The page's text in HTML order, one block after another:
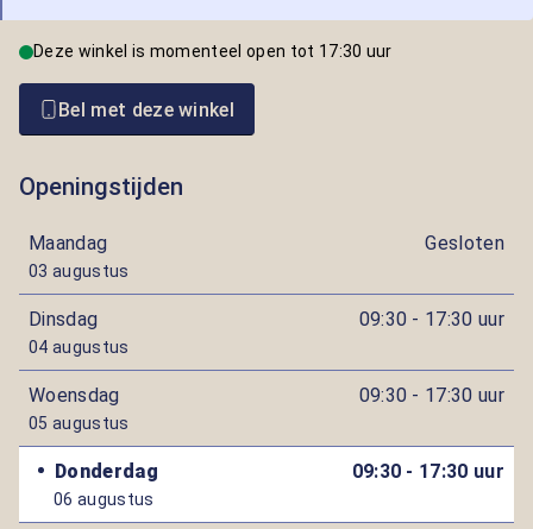
Deze winkel is momenteel open tot 17:30 uur
Bel met deze winkel
Openingstijden
Maandag
03 augustus
Gesloten
Dinsdag
04 augustus
09:30 - 17:30 uur
Woensdag
05 augustus
09:30 - 17:30 uur
Donderdag
06 augustus
09:30 - 17:30 uur